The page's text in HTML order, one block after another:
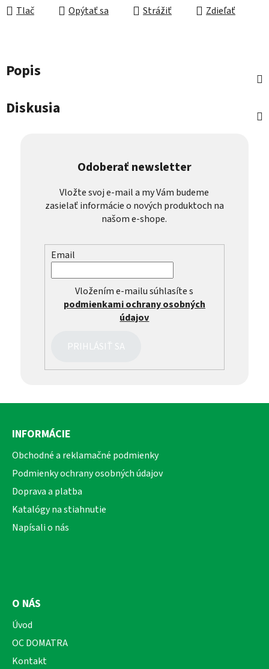
Tlač Opýtať sa Strážiť Zdieľať
Popis
Diskusia
Odoberať newsletter
Vložte svoj e-mail a my Vám budeme
zasielať informácie o nových produktoch na
našom e-shope.
Email
Vložením e-mailu súhlasíte s
podmienkami ochrany osobných
údajov
PRIHLÁSIŤ SA
Z
INFORMÁCIE
Obchodné a reklamačné podmienky
Podmienky ochrany osobných údajov
Doprava a platba
Katalógy na stiahnutie
Napísali o nás
O NÁS
Úvod
OC DOMATRA
Kontakt